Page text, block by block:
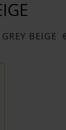
BEIGE